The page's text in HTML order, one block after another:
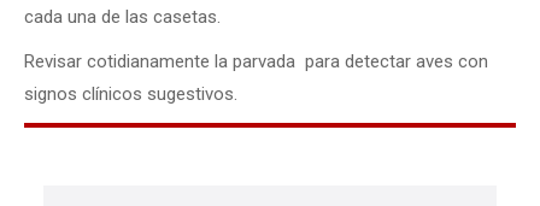
cada una de las casetas.
Revisar cotidianamente la parvada para detectar aves con
signos clínicos sugestivos.